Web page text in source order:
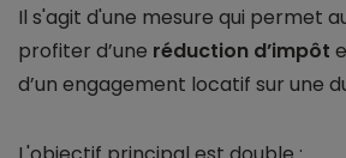
Il s'agit d'une mesure qui permet
profiter d’une réduction d’impôt
d’un engagement locatif sur une